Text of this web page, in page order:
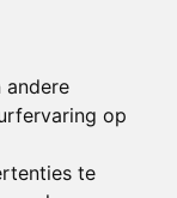
andere
op
te